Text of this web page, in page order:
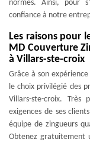
normes. Ainsi, pour
confiance à notre
Les raisons pour
MD Couverture
à Villars-ste-croix
Grâce à son
le choix privilégié des
Villars-ste-croix.
exigences de ses
équipe de zingueurs
Obtenez gratuitement